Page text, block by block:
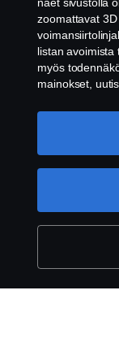
Evästeet
Whistleblowing
zoomattavat
listan avoimista
myös
mainokset,
parantamiseksi,
"Hyväksyn
evästeistä